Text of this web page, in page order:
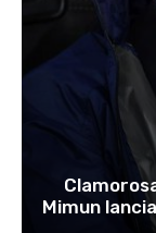
Mimun